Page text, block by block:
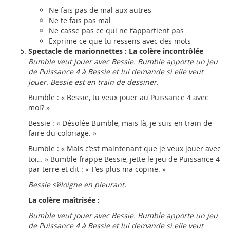
Ne fais pas de mal aux autres
Ne te fais pas mal
Ne casse pas ce qui ne t’appartient pas
Exprime ce que tu ressens avec des mots
Spectacle de marionnettes : La colère incontrôlée
Bumble veut jouer avec Bessie. Bumble apporte un jeu
de Puissance 4 à Bessie et lui demande si elle veut
jouer. Bessie est en train de dessiner.
Bumble : « Bessie, tu veux jouer au Puissance 4 avec
moi? »
Bessie : « Désolée Bumble, mais là, je suis en train de
faire du coloriage. »
Bumble : « Mais c’est maintenant que je veux jouer avec
toi… » Bumble frappe Bessie, jette le jeu de Puissance 4
par terre et dit : « T’es plus ma copine. »
Bessie s’éloigne en pleurant.
La colère maîtrisée :
Bumble veut jouer avec Bessie. Bumble apporte un jeu
de Puissance 4 à Bessie et lui demande si elle veut